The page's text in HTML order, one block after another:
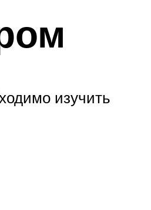
изучить